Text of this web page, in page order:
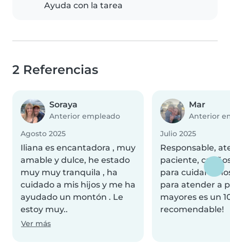
Ayuda con la tarea
2 Referencias
Soraya
Anterior empleado
Agosto 2025
Iliana es encantadora , muy
amable y dulce, he estado
muy muy tranquila , ha
cuidado a mis hijos y me ha
ayudado un montón . Le
estoy muy..
Ver más
Mar
Anterior
Julio 2025
Responsable,
paciente,
para cuidar
para atender a
mayores es un
recomendable!